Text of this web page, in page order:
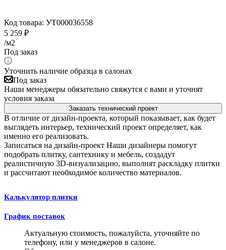
Код товара: УТ000036558
5 259 ₽
/м2
Под заказ
Уточнить наличие образца в салонах
Под заказ
Наши менеджеры обязательно свяжутся с вами и уточнят
условия заказа
Заказать технический проект
В отличие от дизайн-проекта, который показывает, как будет
выглядеть интерьер, технический проект определяет, как
именно его реализовать.
Записаться на дизайн-проект Наши дизайнеры помогут
подобрать плитку, сантехнику и мебель, создадут
реалистичную 3D-визуализацию, выполнят раскладку плитки
и рассчитают необходимое количество материалов.
Калькулятор плитки
График поставок
Актуальную стоимость, пожалуйста, уточняйте по
телефону, или у менеджеров в салоне.